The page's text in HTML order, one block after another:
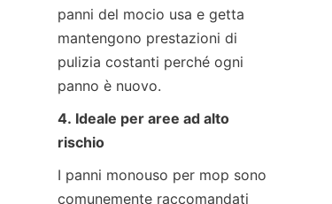
panni del mocio usa e getta
mantengono prestazioni di
pulizia costanti perché ogni
panno è nuovo.
4. Ideale per aree ad alto
rischio
I panni monouso per mop sono
comunemente raccomandati